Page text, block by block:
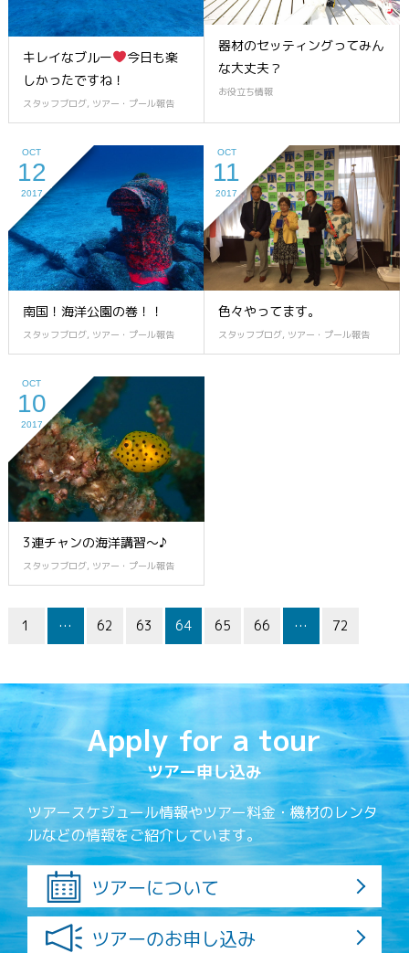
キレイなブルー
今日も楽
しかったですね！
スタッフブログ, ツアー・プール報告
器材のセッティングってみん
な大丈夫？
お役立ち情報
OCT
12
2017
南国！海洋公園の巻！！
スタッフブログ, ツアー・プール報告
OCT
11
2017
色々やってます。
スタッフブログ, ツアー・プール報告
OCT
10
2017
3連チャンの海洋講習～♪
スタッフブログ, ツアー・プール報告
1 … 62 63 64 65 66 … 72
Apply for a tour
ツアー申し込み
ツアースケジュール情報やツアー料金・機材のレンタ
ルなどの情報をご紹介しています。
ツアーについて
ツアーのお申し込み